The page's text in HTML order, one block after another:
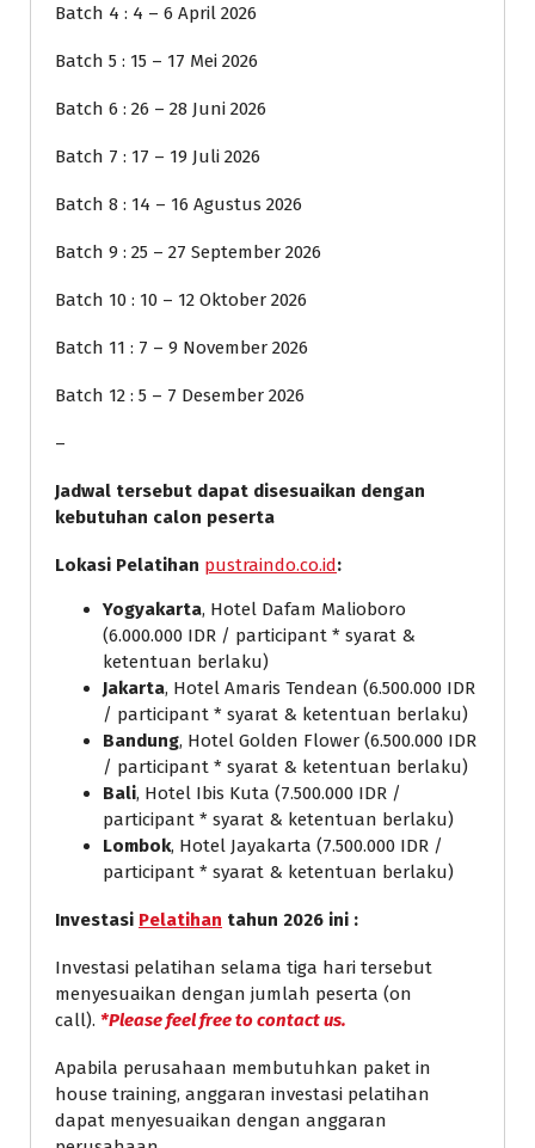
Batch 4 : 4 – 6 April 2026
Batch 5 : 15 – 17 Mei 2026
Batch 6 : 26 – 28 Juni 2026
Batch 7 : 17 – 19 Juli 2026
Batch 8 : 14 – 16 Agustus 2026
Batch 9 : 25 – 27 September 2026
Batch 10 : 10 – 12 Oktober 2026
Batch 11 : 7 – 9 November 2026
Batch 12 : 5 – 7 Desember 2026
–
Jadwal tersebut dapat disesuaikan dengan
kebutuhan calon peserta
Lokasi Pelatihan pustraindo.co.id:
Yogyakarta, Hotel Dafam Malioboro
(6.000.000 IDR / participant * syarat &
ketentuan berlaku)
Jakarta, Hotel Amaris Tendean (6.500.000 IDR
/ participant * syarat & ketentuan berlaku)
Bandung, Hotel Golden Flower (6.500.000 IDR
/ participant * syarat & ketentuan berlaku)
Bali, Hotel Ibis Kuta (7.500.000 IDR /
participant * syarat & ketentuan berlaku)
Lombok, Hotel Jayakarta (7.500.000 IDR /
participant * syarat & ketentuan berlaku)
Investasi Pelatihan tahun 2026 ini :
Investasi pelatihan selama tiga hari tersebut
menyesuaikan dengan jumlah peserta (on
call). *Please feel free to contact us.
Apabila perusahaan membutuhkan paket in
house training, anggaran investasi pelatihan
dapat menyesuaikan dengan anggaran